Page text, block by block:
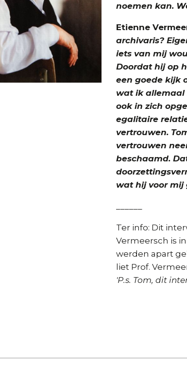
noemen kan.
Etienne
archivaris?
iets van mij
Doordat hij op
een goede kijk
wat ik allemaal
ook in zich
egalitaire
vertrouwen.
vertrouwen
beschaamd.
wat hij voor mij
Ter info: Dit
Vermeersch is
werden apart
liet Prof.
'P.s. Tom, dit